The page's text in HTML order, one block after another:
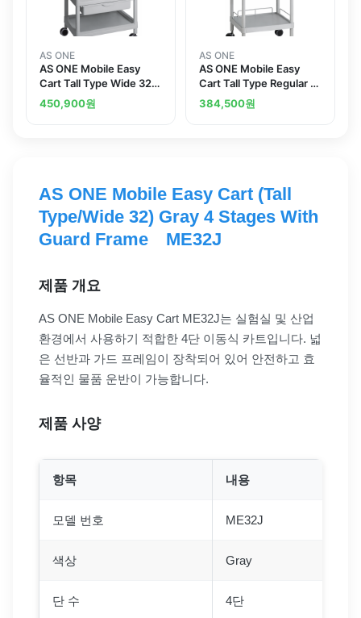
AS ONE
AS ONE Mobile Easy
Cart Tall Type Wide 32
Gray 4 Stages Wiith
Drawer ME32F
450,900원
AS ONE
AS ONE Mobile Easy
Cart Tall Type Regular 31
Gray 3 Sages Wiith
Guard Frame ME31H
384,500원
AS ONE Mobile Easy Cart (Tall
Type/Wide 32) Gray 4 Stages With
Guard Frame ME32J
제품 개요
AS ONE Mobile Easy Cart ME32J는 실험실 및 산업
환경에서 사용하기 적합한 4단 이동식 카트입니다. 넓
은 선반과 가드 프레임이 장착되어 있어 안전하고 효
율적인 물품 운반이 가능합니다.
제품 사양
항목 내용
모델 번호 ME32J
색상 Gray
단 수 4단